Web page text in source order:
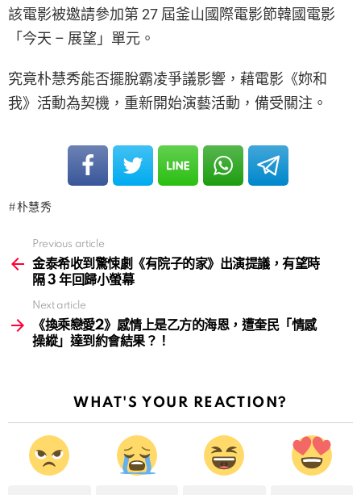
該電影被邀請參加第 27 屆釜山國際電影節韓國電影
「今天 – 展望」單元。
究竟朴慧秀能否擺脫霸凌爭議影響，藉電影《妳和
我》活動為契機，重新開始演藝活動，備受關注。
朴慧秀
more
Previous article
金泰希收到驚悚劇《有院子的家》出演提議，有望時
隔 3 年回歸小螢幕
Next article
《換乘戀愛2》感情上是乙方的海恩，遭奎民「情感
操縱」達到約會結果？！
WHAT'S YOUR REACTION?